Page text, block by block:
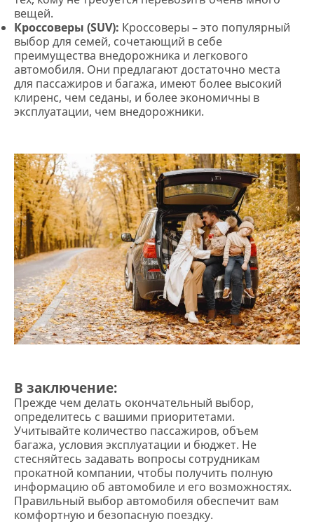
вещей.
Кроссоверы (SUV): Кроссоверы – это популярный
выбор для семей, сочетающий в себе
преимущества внедорожника и легкового
автомобиля. Они предлагают достаточно места
для пассажиров и багажа, имеют более высокий
клиренс, чем седаны, и более экономичны в
эксплуатации, чем внедорожники.
В заключение:
Прежде чем делать окончательный выбор,
определитесь с вашими приоритетами.
Учитывайте количество пассажиров, объем
багажа, условия эксплуатации и бюджет. Не
стесняйтесь задавать вопросы сотрудникам
прокатной компании, чтобы получить полную
информацию об автомобиле и его возможностях.
Правильный выбор автомобиля обеспечит вам
комфортную и безопасную поездку.